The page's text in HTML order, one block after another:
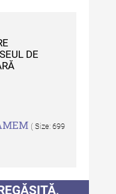
volume de
DE
( Size: 699